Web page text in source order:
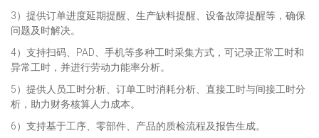
3）提供订单进度延期提醒、生产缺料提醒、设备故障提醒等，确保
问题及时解决。
4）支持扫码、PAD、手机等多种工时采集方式，可记录正常工时和
异常工时，并进行劳动力能率分析。
5）提供人员工时分析、订单工时消耗分析、直接工时与间接工时分
析，助力财务核算人力成本。
6）支持基于工序、零部件、产品的质检流程及报告生成。